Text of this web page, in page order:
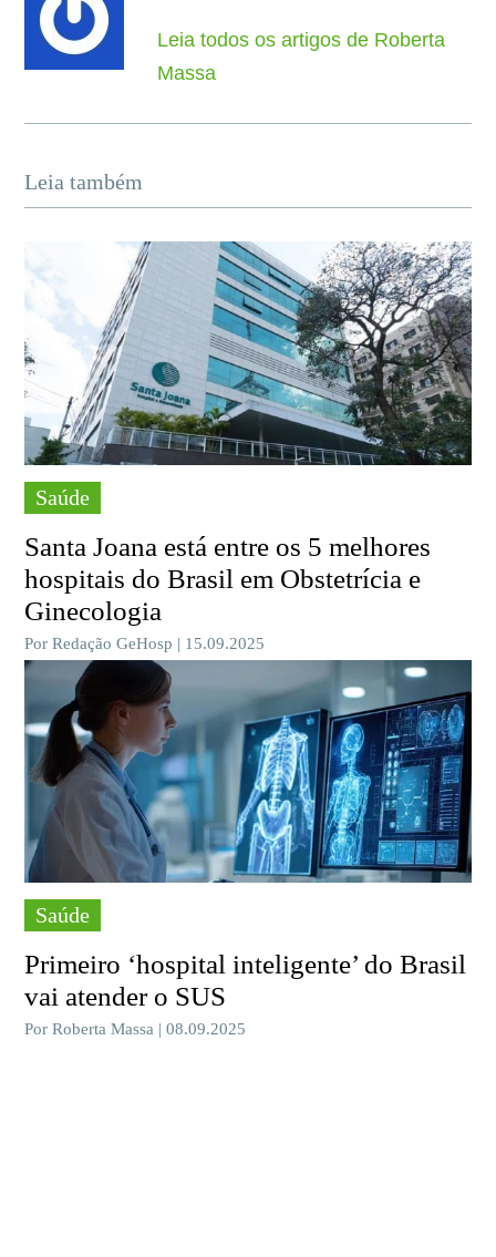
Leia todos os artigos de Roberta
Massa
Leia também
Saúde
Santa Joana está entre os 5 melhores
hospitais do Brasil em Obstetrícia e
Ginecologia
Por Redação GeHosp | 15.09.2025
Saúde
Primeiro ‘hospital inteligente’ do Brasil
vai atender o SUS
Por Roberta Massa | 08.09.2025